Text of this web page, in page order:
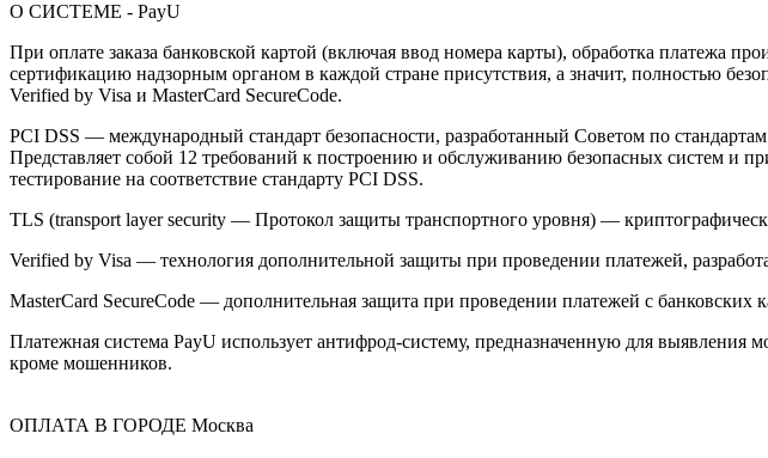
О СИСТЕМЕ - PayU
При оплате заказа банковской картой (включая ввод номера карты), обработка платежа
сертификацию надзорным органом в каждой стране присутствия, а значит, полностью
Verified by Visa и MasterCard SecureCode.
PCI DSS — международный стандарт безопасности, разработанный Советом по
Представляет собой 12 требований к построению и обслуживанию безопасных систем
тестирование на соответствие стандарту PCI DSS.
TLS (transport layer security — Протокол защиты транспортного уровня) —
Verified by Visa — технология дополнительной защиты при проведении платежей,
MasterCard SecureCode — дополнительная защита при проведении платежей с банковских
Платежная система PayU использует антифрод-систему, предназначенную для
кроме мошенников.
ОПЛАТА В ГОРОДЕ Москва